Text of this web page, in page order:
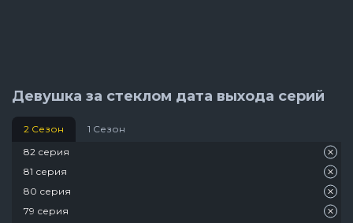
Девушка за стеклом дата выхода серий
2 Сезон
1 Сезон
82 серия
81 серия
80 серия
79 серия